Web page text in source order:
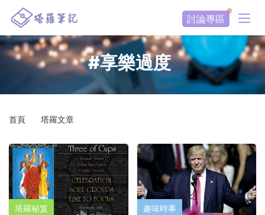
討論專區
#享樂過度
首頁 塔羅文章
塔羅秘笈 趣味時事